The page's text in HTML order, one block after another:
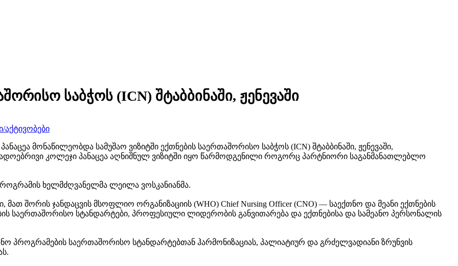
საბჭოს (ICN) შტაბბინაში, ჟენევაში
მონაწილეობდა სამუშაო ვიზიტში ექთნების საერთაშორისო საბჭოს (ICN) შტაბბინაში, ჟენევაში,
კოლეჯი პანაცეა აღნიშნულ ვიზიტში იყო წარმოდგენილი როგორც პარტნიორი საგანმანათლებლო
ხელმძღვანელმა ლეილა ვოსკანიანმა.
შორის ჯანდაცვის მსოფლიო ორგანიზაციის (WHO) Chief Nursing Officer (CNO) — საექთნო და მეანი ექთნების
საერთაშორისო სტანდარტები, პროფესიული ლიდერობის განვითარება და ექთნებისა და სამეანო პერსონალის
პროგრამების საერთაშორისო სტანდარტებთან ჰარმონიზაციას, პალიატიურ და გრძელვადიანი ზრუნვის